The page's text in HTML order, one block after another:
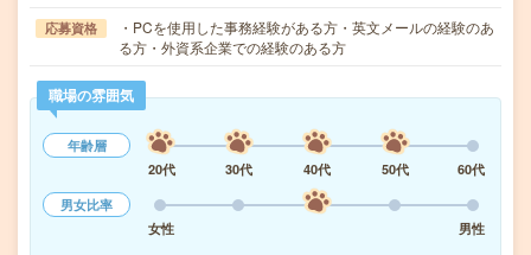
応募資格
・PCを使用した事務経験がある方・英文メールの経験のあ
る方・外資系企業での経験のある方
職場の雰囲気
年齢層
20代
30代 40代 50代
60代
男女比率
女性
男性